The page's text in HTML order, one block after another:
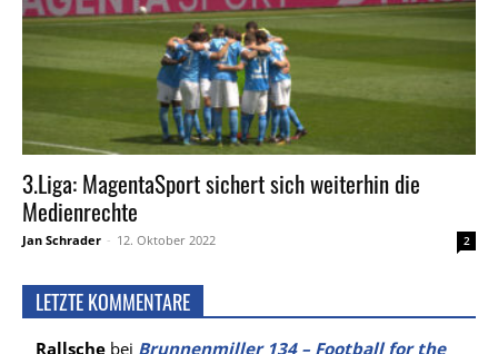
3.Liga: MagentaSport sichert sich weiterhin die
Medienrechte
Jan Schrader - 12. Oktober 2022 2
LETZTE KOMMENTARE
Rallsche bei Brunnenmiller 134 – Football for the